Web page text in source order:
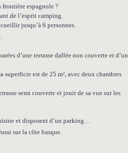
frontière espagnole ?
de l’esprit camping.
jusqu’à 6 personnes.
d’une terrasse dallée non couverte et d’un
superficie est de 25 m², avec deux chambres
semi couverte et jouir de sa vue sur les
et disposent d’un parking…
sur la côte basque.